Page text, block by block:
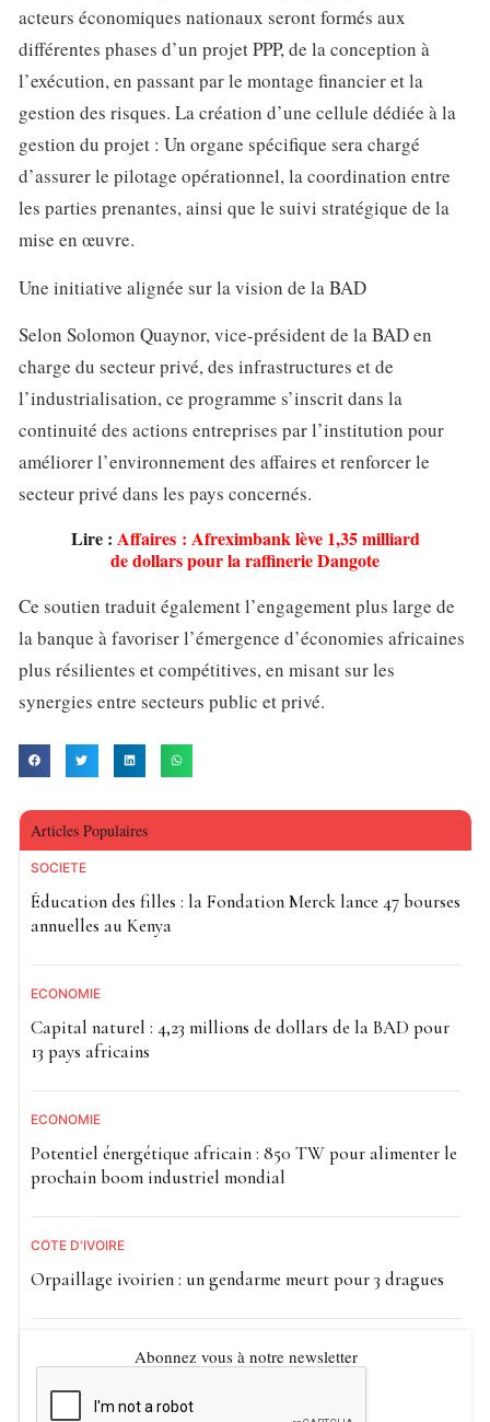
acteurs économiques nationaux seront formés aux
différentes phases d’un projet PPP, de la conception à
l’exécution, en passant par le montage financier et la
gestion des risques. La création d’une cellule dédiée à la
gestion du projet : Un organe spécifique sera chargé
d’assurer le pilotage opérationnel, la coordination entre
les parties prenantes, ainsi que le suivi stratégique de la
mise en œuvre.
Une initiative alignée sur la vision de la BAD
Selon Solomon Quaynor, vice-président de la BAD en
charge du secteur privé, des infrastructures et de
l’industrialisation, ce programme s’inscrit dans la
continuité des actions entreprises par l’institution pour
améliorer l’environnement des affaires et renforcer le
secteur privé dans les pays concernés.
Lire : Affaires : Afreximbank lève 1,35 milliard
de dollars pour la raffinerie Dangote
Ce soutien traduit également l’engagement plus large de
la banque à favoriser l’émergence d’économies africaines
plus résilientes et compétitives, en misant sur les
synergies entre secteurs public et privé.
Articles Populaires
SOCIETE
Éducation des filles : la Fondation Merck lance 47 bourses
annuelles au Kenya
ECONOMIE
Capital naturel : 4,23 millions de dollars de la BAD pour
13 pays africains
ECONOMIE
Potentiel énergétique africain : 850 TW pour alimenter le
prochain boom industriel mondial
CÔTE D'IVOIRE
Orpaillage ivoirien : un gendarme meurt pour 3 dragues
Abonnez vous à notre newsletter